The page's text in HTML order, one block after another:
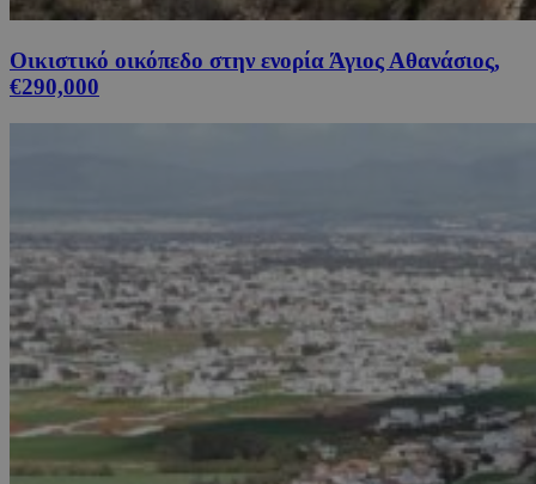
Οικιστικό οικόπεδο στην ενορία Άγιος Αθανάσιος,
€290,000